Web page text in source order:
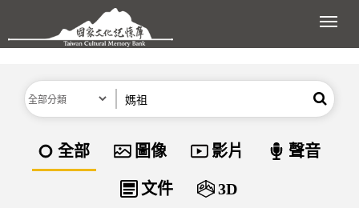
跳到主要內容區塊
展
分類 搜尋
資料類型
全部 圖像 影片 聲音
文件 3D